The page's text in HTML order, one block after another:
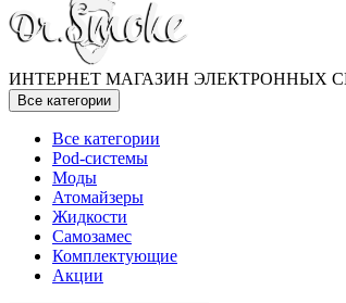
ИНТЕРНЕТ МАГАЗИН ЭЛЕКТРОННЫХ
Все категории
Все категории
Pod-системы
Моды
Атомайзеры
Жидкости
Самозамес
Комплектующие
Акции